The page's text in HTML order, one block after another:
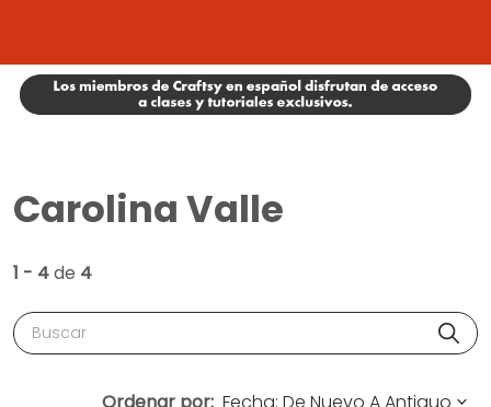
Carolina Valle
1 - 4de 4
Buscar